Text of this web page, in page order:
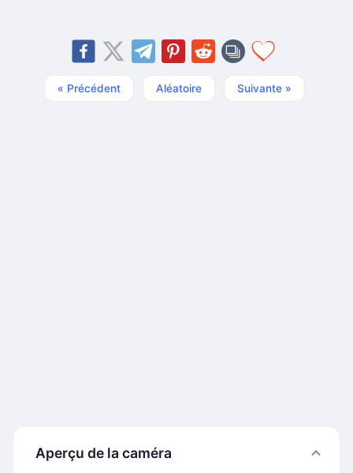
« Précédent Aléatoire Suivante »
Aperçu de la caméra